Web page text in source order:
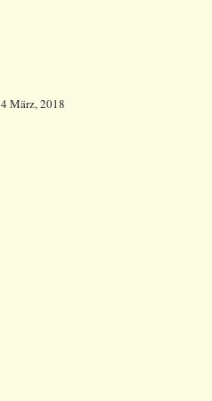
4 März, 2018